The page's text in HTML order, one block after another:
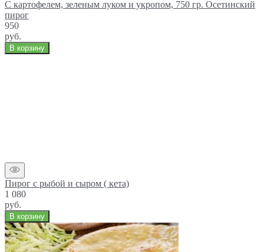
С картофелем, зеленым луком и укропом, 750 гр. Осетинский
пирог
950
руб.
В корзину
Пирог с рыбой и сыром ( кета)
1 080
руб.
В корзину